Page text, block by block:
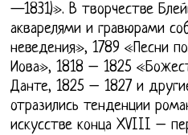
—1831)». В творчестве
акварелями и гравюрами
неведения», 1789 «Песни
Иова», 1818 – 1825
Данте, 1825 – 1827 и
отразились тенденции
искусстве конца XVIII –